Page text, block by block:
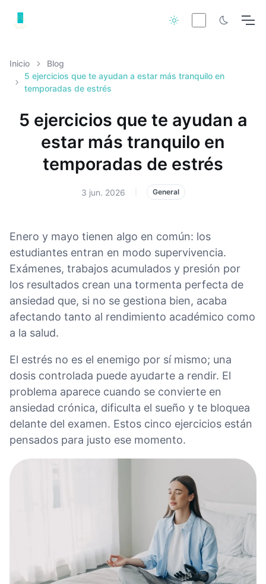
Inicio
Blog
5 ejercicios que te ayudan a estar más tranquilo en
temporadas de estrés
5 ejercicios que te ayudan a
estar más tranquilo en
temporadas de estrés
3 jun. 2026 General
Enero y mayo tienen algo en común: los
estudiantes entran en modo supervivencia.
Exámenes, trabajos acumulados y presión por
los resultados crean una tormenta perfecta de
ansiedad que, si no se gestiona bien, acaba
afectando tanto al rendimiento académico como
a la salud.
El estrés no es el enemigo por sí mismo; una
dosis controlada puede ayudarte a rendir. El
problema aparece cuando se convierte en
ansiedad crónica, dificulta el sueño y te bloquea
delante del examen. Estos cinco ejercicios están
pensados para justo ese momento.